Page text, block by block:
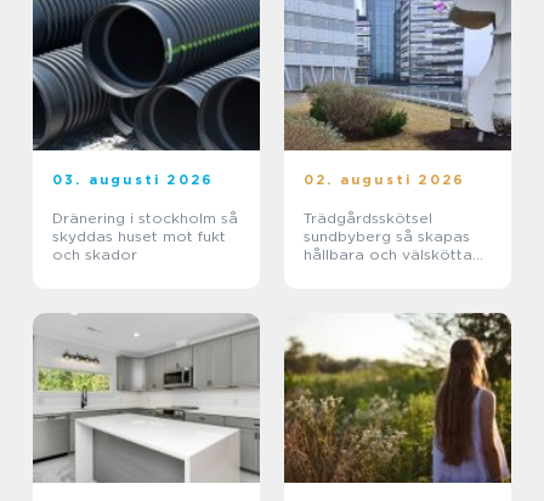
03. augusti 2026
Dränering i stockholm så
skyddas huset mot fukt
och skador
02. augusti 2026
Trädgårdsskötsel
sundbyberg så skapas
hållbara och välskötta